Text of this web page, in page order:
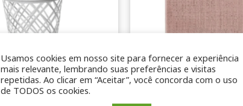
Usamos cookies em nosso site para fornecer a experiência
mais relevante, lembrando suas preferências e visitas
repetidas. Ao clicar em “Aceitar”, você concorda com o uso
de TODOS os cookies.